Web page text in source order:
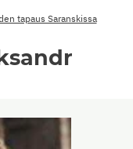
tapaus Saranskissa